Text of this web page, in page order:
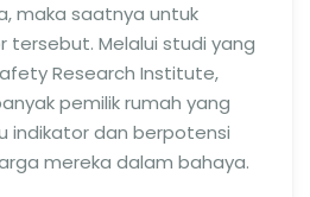
maka saatnya untuk
Melalui studi yang
Research Institute,
pemilik rumah yang
indikator dan berpotensi
mereka dalam bahaya.